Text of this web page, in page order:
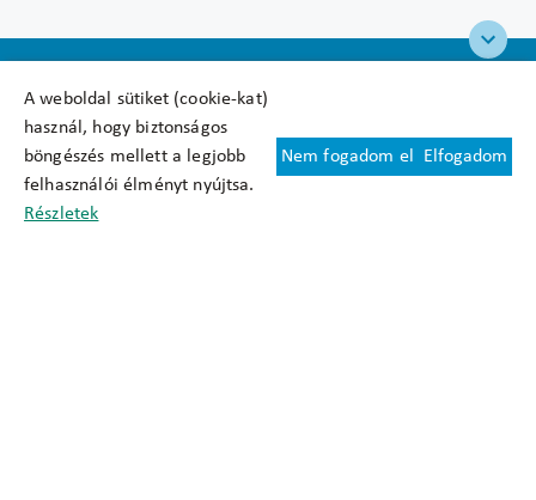
A weboldal sütiket (cookie-kat)
használ, hogy biztonságos
böngészés mellett a legjobb
felhasználói élményt nyújtsa.
Részletek
Nem fogadom el Elfogadom
Felhasználási feltételek